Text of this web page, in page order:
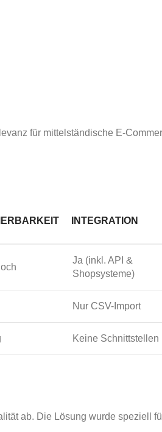
für mittelständische E-
INTEGRATION
Ja (inkl. API &
Shopsysteme)
Nur CSV-Import
Keine Schnittstellen
ab. Die Lösung wurde speziell